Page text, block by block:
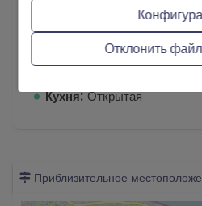
Montgo
Просмотров: На море
2
Кухня: Открытая
Приблизительное
Отклонить